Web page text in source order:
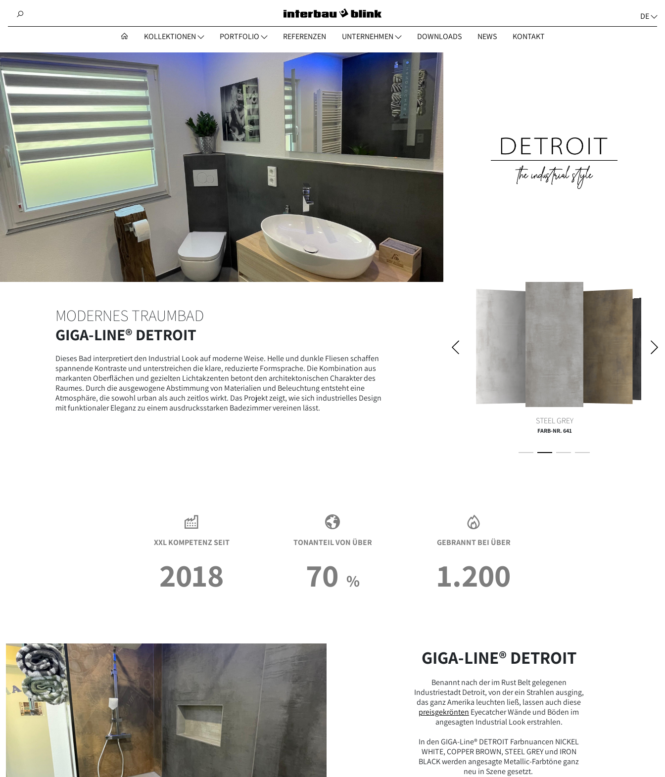
DE
KOLLEKTIONEN
PORTFOLIO REFERENZEN UNTERNEHMEN DOWNLOADS NEWS KONTAKT
MODERNES TRAUMBAD
GIGA-LINE® DETROIT
Dieses Bad interpretiert den Industrial Look auf moderne Weise. Helle und dunkle Fliesen schaffen
spannende Kontraste und unterstreichen die klare, reduzierte Formsprache. Die Kombination aus
markanten Oberflächen und gezielten Lichtakzenten betont den architektonischen Charakter des
Raumes. Durch die ausgewogene Abstimmung von Materialien und Beleuchtung entsteht eine
Atmosphäre, die sowohl urban als auch zeitlos wirkt. Das Projekt zeigt, wie sich industrielles Design
mit funktionaler Eleganz zu einem ausdrucksstarken Badezimmer vereinen lässt.
STEEL GREY
FARB-NR. 641
XXL KOMPETENZ SEIT
2018
TONANTEIL VON ÜBER
70 %
GEBRANNT BEI ÜBER
1.200
GIGA-LINE® DETROIT
Benannt nach der im Rust Belt gelegenen
Industriestadt Detroit, von der ein Strahlen ausging,
das ganz Amerika leuchten ließ, lassen auch diese
preisgekrönten Eyecatcher Wände und Böden im
angesagten Industrial Look erstrahlen.
In den GIGA-Line® DETROIT Farbnuancen NICKEL
WHITE, COPPER BROWN, STEEL GREY und IRON
BLACK werden angesagte Metallic-Farbtöne ganz
neu in Szene gesetzt.